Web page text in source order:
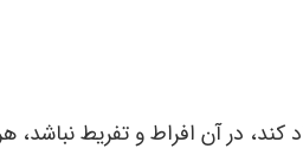
در آن افراط و تفریط نباشد،